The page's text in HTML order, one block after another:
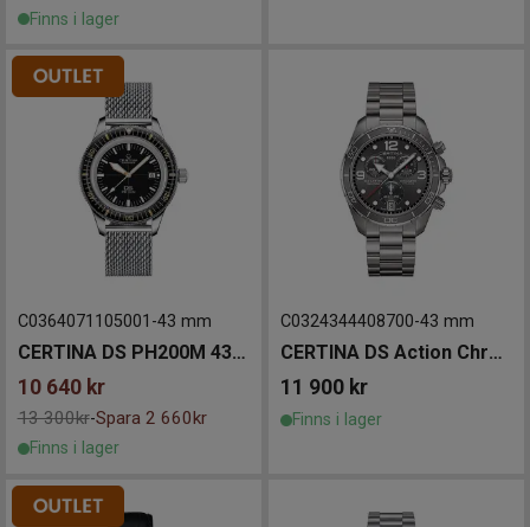
Finns i lager
C0364071105001 -43 mm
CERTINA DS PH200M 43mm
10 640 kr
13 300kr-Spara 2 660kr
Finns i lager
C0324344408700-43 mm
CERTINA DS Action Chronograph Titanium 43mm
11 900 kr
Finns i lager